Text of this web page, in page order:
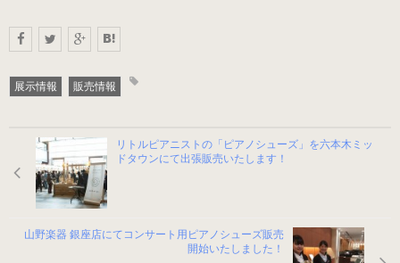
キラ・シルバー婦人用
（22.0～25.5cm）
（ヒールアップ3.5cm高）
展示情報 販売情報
リトルピアニストの「ピアノシューズ」を六本木ミッ
ドタウンにて出張販売いたします！
山野楽器 銀座店にてコンサート用ピアノシューズ販売
開始いたしました！